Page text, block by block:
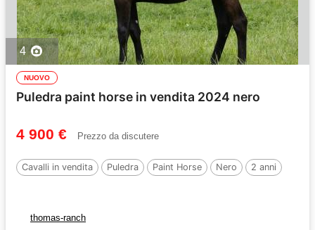
4
NUOVO
Puledra paint horse in vendita 2024 nero
4 900 € Prezzo da discutere
Cavalli in vendita Puledra Paint Horse Nero 2 anni
thomas-ranch